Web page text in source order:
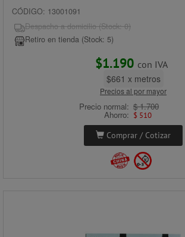
CÓDIGO: 13001091
Despacho a domicilio (Stock: 0)
Retiro en tienda (Stock: 5)
$1.190 con IVA
$661 x metros
Precios al por mayor
Precio normal: $ 1.700
Ahorro: $ 510
Comprar / Cotizar